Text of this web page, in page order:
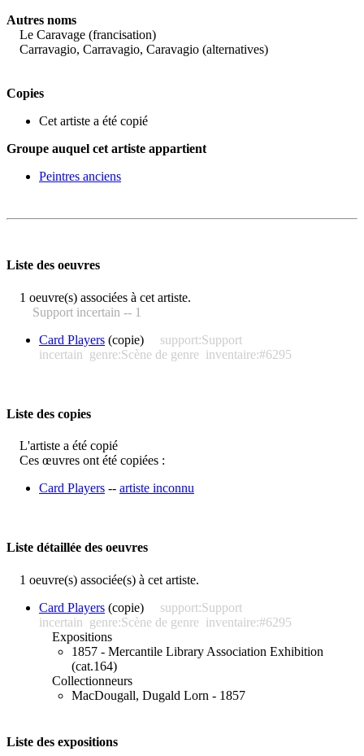
Autres noms
Le Caravage (francisation)
Carravagio, Carravagio, Caravagio (alternatives)
Copies
Cet artiste a été copié
Groupe auquel cet artiste appartient
Peintres anciens
Liste des oeuvres
1 oeuvre(s) associées à cet artiste.
Support incertain -- 1
Card Players (copie) support:Support
incertain genre:Scène de genre inventaire:#6295
Liste des copies
L'artiste a été copié
Ces œuvres ont été copiées :
Card Players -- artiste inconnu
Liste détaillée des oeuvres
1 oeuvre(s) associée(s) à cet artiste.
Card Players (copie) support:Support
incertain genre:Scène de genre inventaire:#6295
Expositions
1857 - Mercantile Library Association Exhibition
(cat.164)
Collectionneurs
MacDougall, Dugald Lorn - 1857
Liste des expositions